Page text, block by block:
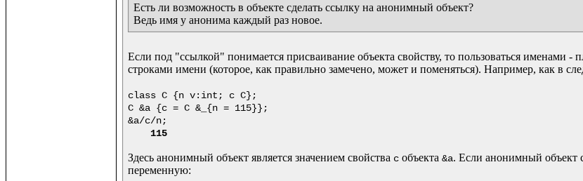
Есть ли возможность в объекте сделать ссылку на анонимный объект?
Ведь имя у анонима каждый раз новое.
Если под "ссылкой" понимается присваивание объекта свойству, то пользоваться именами
строками имени (которое, как правильно замечено, может и поменяться). Например, как в
class C {n v:int; c C};
C &a {c = C &_{n = 115}};
&a/c/n;
115
Здесь анонимный объект является значением свойства c объекта &a. Если анонимный объект
переменную: